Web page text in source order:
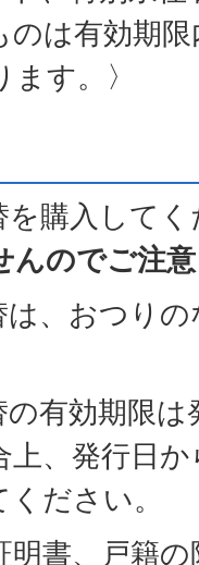
のは有効期
す。〉
を購入して
んのでご注
は、おつり
の有効期限
上、発行日
ださい。
明書、戸籍